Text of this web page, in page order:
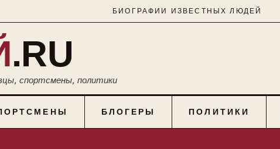
БИОГРАФИИ ИЗВЕСТНЫХ ЛЮДЕЙ
.RU
спортсмены, политики
БЛОГЕРЫ ПОЛИТИКИ